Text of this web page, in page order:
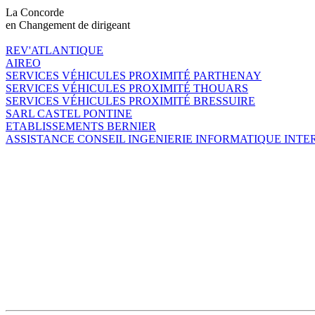
La Concorde
en Changement de dirigeant
REV'ATLANTIQUE
AIREO
SERVICES VÉHICULES PROXIMITÉ PARTHENAY
SERVICES VÉHICULES PROXIMITÉ THOUARS
SERVICES VÉHICULES PROXIMITÉ BRESSUIRE
SARL CASTEL PONTINE
ETABLISSEMENTS BERNIER
ASSISTANCE CONSEIL INGENIERIE INFORMATIQUE